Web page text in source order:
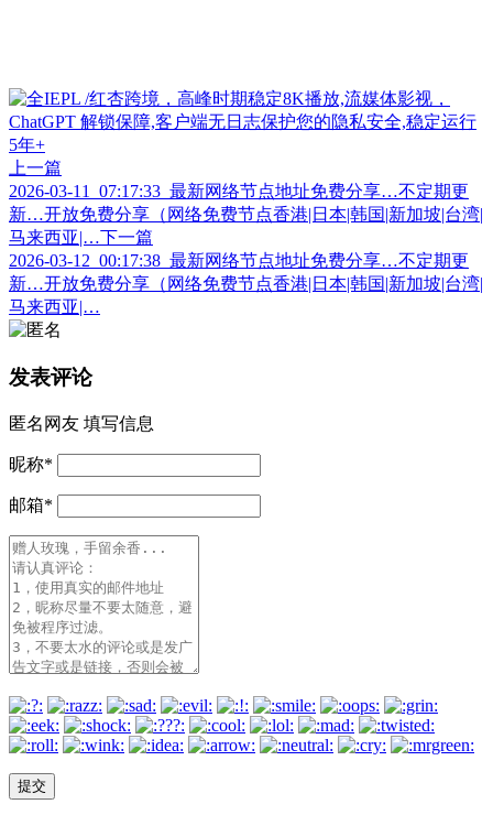
上一篇
2026-03-11_07:17:33_最新网络节点地址免费分享…不定期更
新…开放免费分享（网络免费节点香港|日本|韩国|新加坡|台湾|
马来西亚|… 下一篇
2026-03-12_00:17:38_最新网络节点地址免费分享…不定期更
新…开放免费分享（网络免费节点香港|日本|韩国|新加坡|台湾|
马来西亚|…
发表评论
匿名网友 填写信息
昵称*
邮箱*